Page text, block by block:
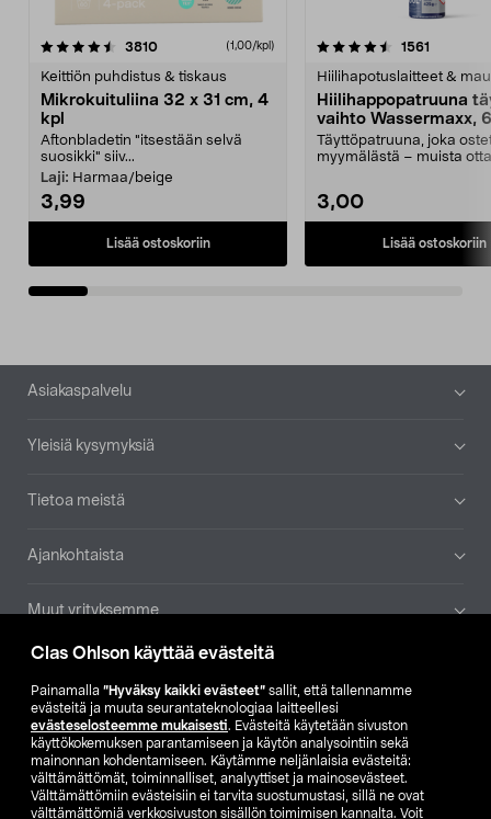
Clas Ohlson käyttää evästeitä
Painamalla ”Hyväksy kaikki evästeet” sallit, että tallennamme
evästeitä ja muuta seurantateknologiaa laitteellesi
evästeselosteemme mukaisesti. Evästeitä käytetään sivuston
käyttökokemuksen parantamiseen ja käytön analysointiin sekä
mainonnan kohdentamiseen. Käytämme neljänlaisia evästeitä:
välttämättömät, toiminnalliset, analyyttiset ja mainosevästeet.
Välttämättömiin evästeisiin ei tarvita suostumustasi, sillä ne ovat
välttämättömiä verkkosivuston sisällön toimimisen kannalta. Voit
3810arvostelut (1,00/kpl)
Keittiön puhdistus & tiskaus
Mikrokuituliina 32 x 31 cm, 4
kpl
Aftonbladetin "itsestään selvä
suosikki" siiv...
Laji: Harmaa/beige
3,99
Lisää ostoskoriin
4.5viidestä
1561
Hiilihapotuslaitteet &
Hiilihappopatruuna
vaihto Wassermaxx,
Täyttöpatruuna, joka
myymälästä – muista
3,00
Lisää ostoskoriin
4.5viidestä
Alatunniste
Asiakaspalvelu
Yleisiä kysymyksiä
Tietoa meistä
Ajankohtaista
Muut yrityksemme
Etsi myymälä
SE NO FI
FI SV